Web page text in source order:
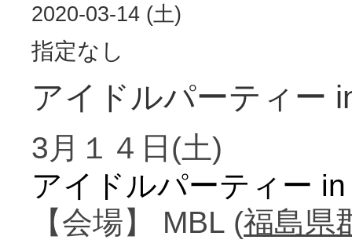
2020-03-14 (土)
指定なし
アイドルパーティー
3月１４日(土)
アイドルパーティー
【会場】
MBL (福島県